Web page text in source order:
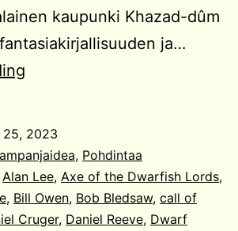
kaupunki Khazad-dûm
ja…
25, 2023
, Pohdintaa
Alan Lee, Axe of the Dwarfish Lords,
, Bill Owen, Bob Bledsaw, call of
Cruger, Daniel Reeve, Dwarf